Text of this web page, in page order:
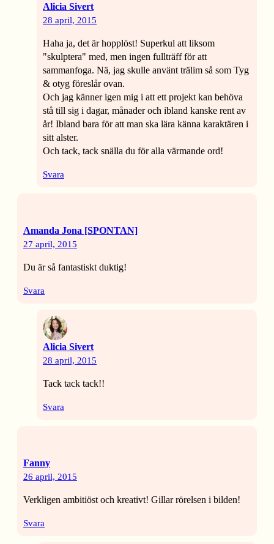
Alicia Sivert
28 april, 2015
Haha ja, det är hopplöst! Superkul att liksom
"skulptera" med, men ingen fullträff för att
sammanfoga. Nä, jag skulle använt trälim så som Tyg
& otyg föreslår ovan.
Och jag känner igen mig i att ett projekt kan behöva
stå till sig i dagar, månader och ibland kanske rent av
år! Ibland bara för att man ska lära känna karaktären i
sitt alster.
Och tack, tack snälla du för alla värmande ord!
Svara
Amanda Jona [SPONTAN]
27 april, 2015
Du är så fantastiskt duktig!
Svara
Alicia Sivert
28 april, 2015
Tack tack tack!!
Svara
Fanny
26 april, 2015
Verkligen ambitiöst och kreativt! Gillar rörelsen i bilden!
Svara